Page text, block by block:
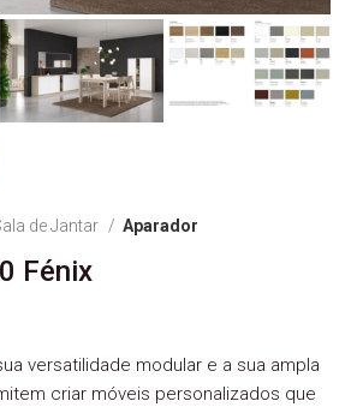
de Jantar Aparador
Fénix
versatilidade modular e a sua ampla
criar móveis personalizados que